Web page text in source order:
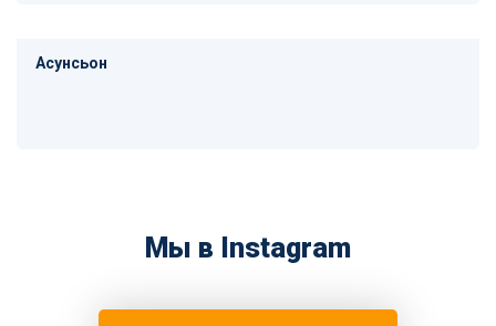
Асунсьон
Мы в Instagram